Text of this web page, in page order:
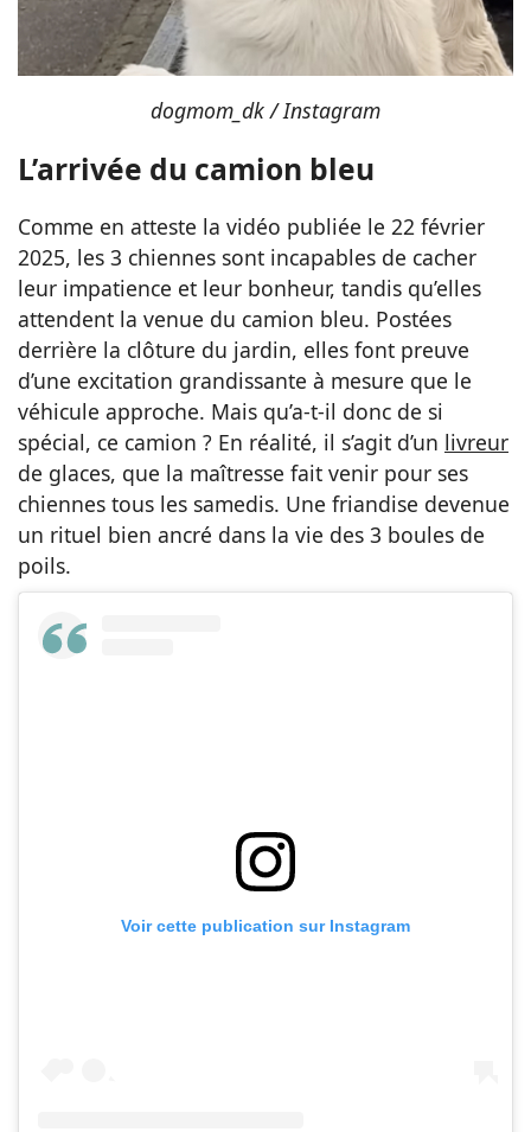
dogmom_dk / Instagram
L’arrivée du camion bleu
Comme en atteste la vidéo publiée le 22 février
2025, les 3 chiennes sont incapables de cacher
leur impatience et leur bonheur, tandis qu’elles
attendent la venue du camion bleu. Postées
derrière la clôture du jardin, elles font preuve
d’une excitation grandissante à mesure que le
véhicule approche. Mais qu’a-t-il donc de si
spécial, ce camion ? En réalité, il s’agit d’un livreur
de glaces, que la maîtresse fait venir pour ses
chiennes tous les samedis. Une friandise devenue
un rituel bien ancré dans la vie des 3 boules de
poils.
Voir cette publication sur Instagram